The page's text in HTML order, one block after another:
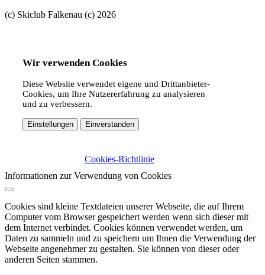
(c) Skiclub Falkenau (c) 2026
Wir verwenden Cookies
Diese Website verwendet eigene und Drittanbieter-
Cookies, um Ihre Nutzererfahrung zu analysieren
und zu verbessern.
Einstellungen Einverstanden
Cookies-Richtlinie
Informationen zur Verwendung von Cookies
Cookies sind kleine Textdateien unserer Webseite, die auf Ihrem
Computer vom Browser gespeichert werden wenn sich dieser mit
dem Internet verbindet. Cookies können verwendet werden, um
Daten zu sammeln und zu speichern um Ihnen die Verwendung der
Webseite angenehmer zu gestalten. Sie können von dieser oder
anderen Seiten stammen.